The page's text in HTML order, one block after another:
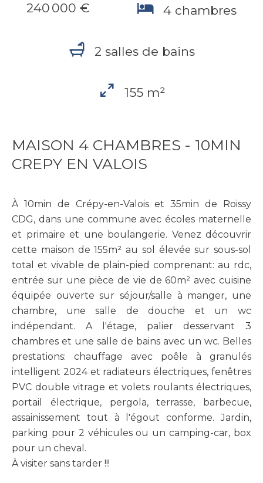
240 000 € 4 chambres
2 salles de bains
155 m²
MAISON 4 CHAMBRES - 10MIN
CREPY EN VALOIS
À 10min de Crépy-en-Valois et 35min de Roissy
CDG, dans une commune avec écoles maternelle
et primaire et une boulangerie. Venez découvrir
cette maison de 155m² au sol élevée sur sous-sol
total et vivable de plain-pied comprenant: au rdc,
entrée sur une pièce de vie de 60m² avec cuisine
équipée ouverte sur séjour/salle à manger, une
chambre, une salle de douche et un wc
indépendant. A l'étage, palier desservant 3
chambres et une salle de bains avec un wc. Belles
prestations: chauffage avec poêle à granulés
intelligent 2024 et radiateurs électriques, fenêtres
PVC double vitrage et volets roulants électriques,
portail électrique, pergola, terrasse, barbecue,
assainissement tout à l'égout conforme. Jardin,
parking pour 2 véhicules ou un camping-car, box
pour un cheval.
À visiter sans tarder !!!